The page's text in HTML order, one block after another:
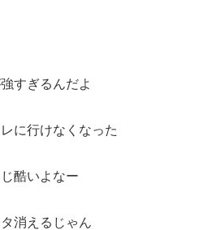
すぎるんだよ
に行けなくなった
酷いよなー
消えるじゃん